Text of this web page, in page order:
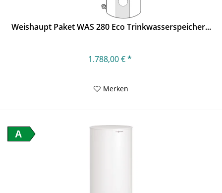
Weishaupt Paket WAS 280 Eco Trinkwasserspeicher...
1.788,00 € *
Merken
A